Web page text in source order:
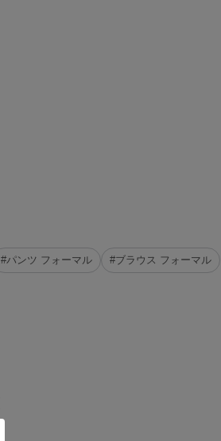
#パンツ フォーマル #ブラウス フォーマル